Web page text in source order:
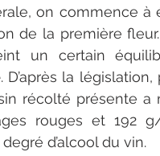
on commence à
de la première
un certain
. D’après la
récolté présente
rouges et 192
d’alcool du vin.